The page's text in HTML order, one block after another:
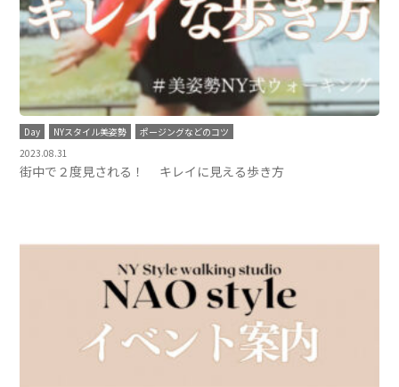
Day NYスタイル美姿勢
ポージングなどのコツ
2023.08.31
街中で２度見される！ キレイに見える歩き方